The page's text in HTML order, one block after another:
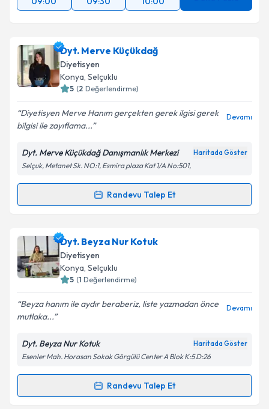
Dyt. Merve Küçükdağ
Diyetisyen
Konya, Selçuklu
5 (2 Değerlendirme)
Diyetisyen Merve Hanım gerçekten gerek ilgisi gerek
bilgisi ile zayıflama...
Devamı
Dyt. Merve Küçükdağ Danışmanlık Merkezi Haritada Göster
Selçuk, Metanet Sk. NO:1, Esmira plaza Kat 1/A No:501,
Randevu Talep Et
Randevu Takvimi Talebi
Dyt. Merve Küçükdağ için randevu takvimi talebi
oluşturun. Size bu uzmandan randevu almanız için bir
takvim hazırlandığında e-posta ile bilgilendireceğiz.
Kişisel verilerimin işlenmesine ilişkin
Aydınlatma
Metni'ni okudum ve kişisel verilerimin belirtilen
kapsamda işlenmesini kabul ediyorum.
Dyt. Beyza Nur Kotuk
Diyetisyen
Konya, Selçuklu
5 (1 Değerlendirme)
Beyza hanım ile aydır beraberiz, liste yazmadan önce
mutlaka...
Devamı
Dyt. Beyza Nur Kotuk Haritada Göster
Esenler Mah. Horasan Sokak Görgülü Center A Blok K:5 D:26
Randevu Talep Et
Randevu Takvimi Talebi